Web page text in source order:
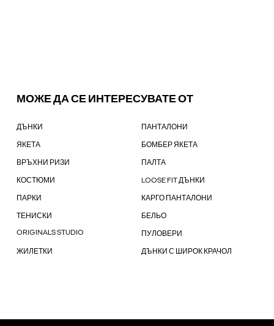
МОЖЕ ДА СЕ ИНТЕРЕСУВАТЕ ОТ
ДЪНКИ ПАНТАЛОНИ
ЯКЕТА БОМБЕР ЯКЕТА
ВРЪХНИ РИЗИ ПАЛТА
КОСТЮМИ LOOSE FIT ДЪНКИ
ПАРКИ КАРГО ПАНТАЛОНИ
ТЕНИСКИ БЕЛЬО
ORIGINALS STUDIO ПУЛОВЕРИ
ЖИЛЕТКИ ДЪНКИ С ШИРОК КРАЧОЛ